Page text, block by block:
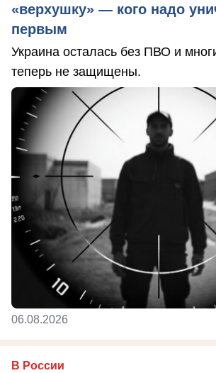
«верхушку» — кого надо
первым
Украина осталась без ПВО и
теперь не защищены.
06.08.2026
В России